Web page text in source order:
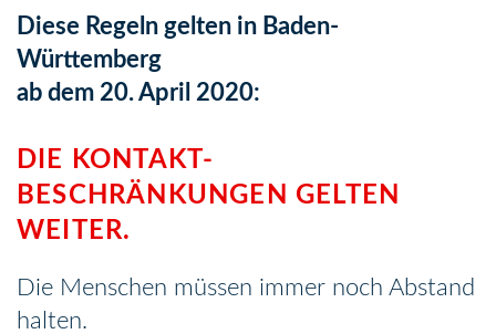
Diese Regeln gelten in Baden-
Württemberg
ab dem 20. April 2020:
DIE KONTAKT-
BESCHRÄNKUNGEN GELTEN
WEITER.
Die Menschen müssen immer noch Abstand
halten.